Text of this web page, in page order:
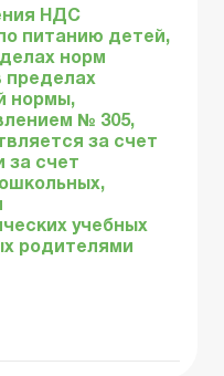
НДС
питанию детей,
норм
пределах
нормы,
№ 305,
за счет
за счет
учебных
родителями